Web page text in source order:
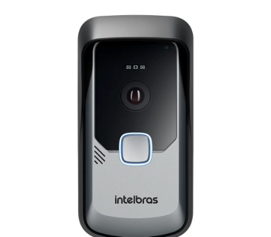
Ativar tradutor em libras